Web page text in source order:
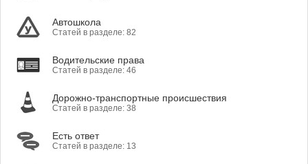
Автошкола
Статей в разделе: 82
Водительские права
Статей в разделе: 46
Дорожно-транспортные происшествия
Статей в разделе: 38
Есть ответ
Статей в разделе: 13